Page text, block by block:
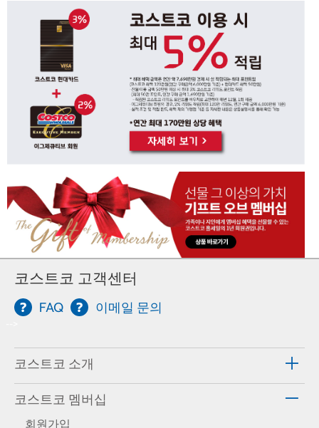
코스트코 고객센터
FAQ 이메일 문의
코스트코 소개
코스트코 멤버십
회원가입